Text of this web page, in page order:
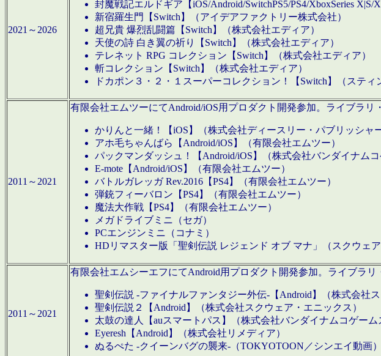
2021～2026
封魔戦記エルドギア【iOS/Android/SwitchPS5/PS4/XboxSeries X|S/
新宿羅生門【Switch】（アイデアファクトリー株式会社）
超兄貴 爆烈乱闘篇【Switch】（株式会社エディア）
天使の詩 白き翼の祈り【Switch】（株式会社エディア）
テレネット RPG コレクション【Switch】（株式会社エディア）
斬コレクション【Switch】（株式会社エディア）
ドカポン３・２・１スーパーコレクション！【Switch】（スティ
2011～2021
有限会社エムツーにてAndroid/iOS用プロダクト開発参加。ライブラリ
かりんと一緒！【iOS】（株式会社ディースリー・パブリッシャー
アホ毛ちゃんばら【Android/iOS】（有限会社エムツー）
パックマンダッシュ！【Android/iOS】（株式会社バンダイナムコ
E-mote【Android/iOS】（有限会社エムツー）
バトルガレッガ Rev.2016【PS4】（有限会社エムツー）
弾銃フィーバロン【PS4】（有限会社エムツー）
魔法大作戦【PS4】（有限会社エムツー）
メガドライブミニ（セガ）
PCエンジンミニ（コナミ）
HDリマスター版「聖剣伝説 レジェンド オブ マナ」（スクウェア
2011～2021
有限会社エムシーエフにてAndroid用プロダクト開発参加。ライブラリ
聖剣伝説 -ファイナルファンタジー外伝-【Android】（株式会社
聖剣伝説２【Android】（株式会社スクウェア・エニックス）
太鼓の達人【auスマートパス】（株式会社バンダイナムコゲーム
Eyeresh【Android】（株式会社リメディア）
ぬるぺた -クイーンバグの襲来-（TOKYOTOON／シンエイ動画）